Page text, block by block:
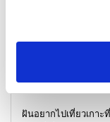
สำรวจเรือเฟอ
ฝันอยากไปเที่ยวเกา